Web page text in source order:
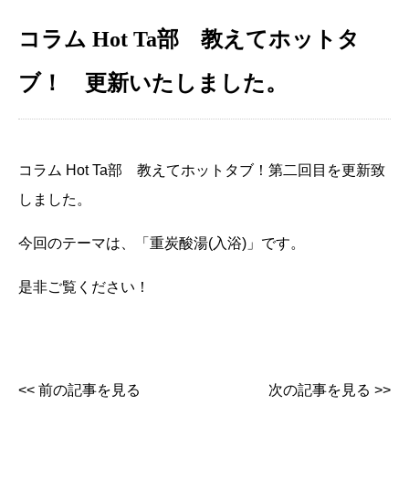
コラム Hot Ta部 教えてホットタ
ブ！ 更新いたしました。
コラム Hot Ta部 教えてホットタブ！第二回目を更新致
しました。
今回のテーマは、「重炭酸湯(入浴)」です。
是非ご覧ください！
<< 前の記事を見る 次の記事を見る >>